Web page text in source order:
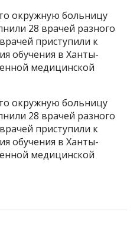
окружную больницу
28 врачей разного
приступили к
обучения в Ханты-
медицинской
окружную больницу
28 врачей разного
приступили к
обучения в Ханты-
медицинской